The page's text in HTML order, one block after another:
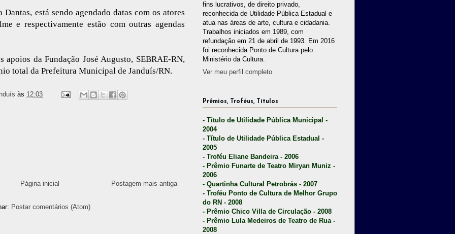
está sendo agendado datas com os atores
e respectivamente estão com outras agendas
da Fundação José Augusto, SEBRAE-RN,
total da Prefeitura Municipal de Janduís/RN.
às 12:03
Postagem mais antiga
Página inicial
Postar comentários (Atom)
fins lucrativos, de direito privado,
reconhecida de Utilidade Pública Estadual e
atua nas àreas de arte, cultura e cidadania.
Trabalhos iniciados em 1989, com
refundação em 21 de abril de 1993. Em 2016
foi reconhecida Ponto de Cultura pelo
Ministério da Cultura.
Ver meu perfil completo
Prêmios, Troféus, Títulos
- Título de Utilidade Pública Municipal -
2004
- Título de Utilidade Pública Estadual -
2005
- Troféu Eliane Bandeira - 2006
- Prêmio Funarte de Teatro Miryan Muniz -
2006
- Quartinha Cultural Petrobrás - 2007
- Troféu Ponto de Cultura de Melhor Grupo
do RN - 2008
- Prêmio Chico Villa de Circulação - 2008
- Prêmio Lula Medeiros de Teatro de Rua -
2008